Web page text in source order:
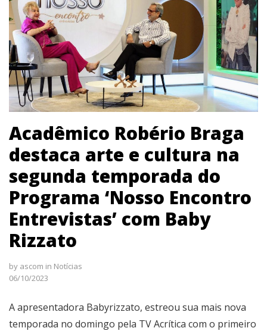
Acadêmico Robério Braga
destaca arte e cultura na
segunda temporada do
Programa ‘Nosso Encontro
Entrevistas’ com Baby
Rizzato
by ascom in Notícias
06/10/2023
A apresentadora Babyrizzato, estreou sua mais nova
temporada no domingo pela TV Acrítica com o primeiro